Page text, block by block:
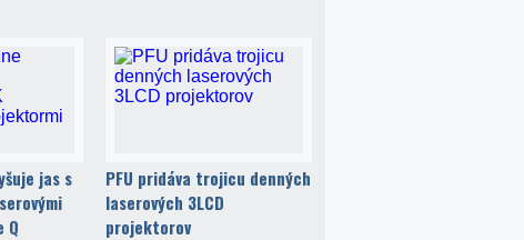
jas s
Q
PFU pridáva trojicu denných
laserových 3LCD
projektorov